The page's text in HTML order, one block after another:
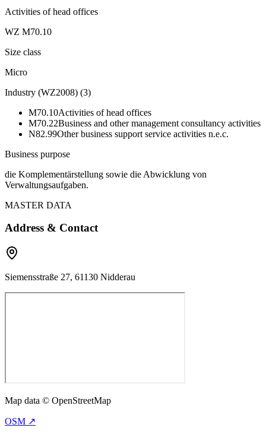
Activities of head offices
WZ M70.10
Size class
Micro
Industry (WZ2008) (3)
M70.10Activities of head offices
M70.22Business and other management consultancy activities
N82.99Other business support service activities n.e.c.
Business purpose
die Komplementärstellung sowie die Abwicklung von
Verwaltungsaufgaben.
MASTER DATA
Address & Contact
Siemensstraße 27, 61130 Nidderau
Map data © OpenStreetMap
OSM ↗